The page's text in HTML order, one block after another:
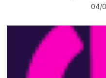
04/